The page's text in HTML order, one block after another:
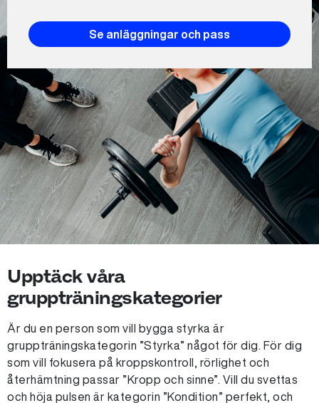
Se anläggningar och pass
Upptäck våra
gruppträningskategorier
Är du en person som vill bygga styrka är
gruppträningskategorin ”Styrka” något för dig. För dig
som vill fokusera på kroppskontroll, rörlighet och
återhämtning passar ”Kropp och sinne”. Vill du svettas
och höja pulsen är kategorin ”Kondition” perfekt, och